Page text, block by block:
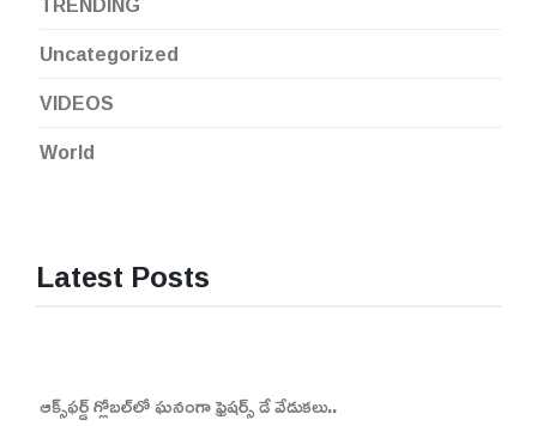
Uncategorized
VIDEOS
World
Latest Posts
ఆక్స్‌ఫర్డ్ గ్లోబల్‌లో ఘనంగా ఫ్రెషర్స్ డే వేడుకలు..